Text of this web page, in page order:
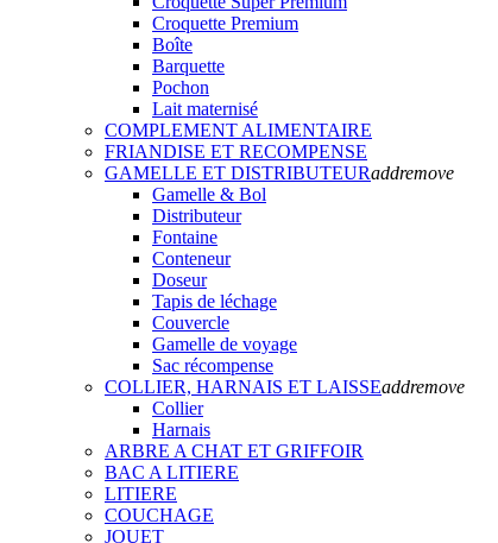
Croquette Premium
Boîte
Barquette
Pochon
Lait maternisé
COMPLEMENT ALIMENTAIRE
FRIANDISE ET RECOMPENSE
GAMELLE ET DISTRIBUTEURaddremove
Gamelle & Bol
Distributeur
Fontaine
Conteneur
Doseur
Tapis de léchage
Couvercle
Gamelle de voyage
Sac récompense
COLLIER, HARNAIS ET LAISSEaddremove
Collier
Harnais
ARBRE A CHAT ET GRIFFOIR
BAC A LITIERE
LITIERE
COUCHAGE
JOUET